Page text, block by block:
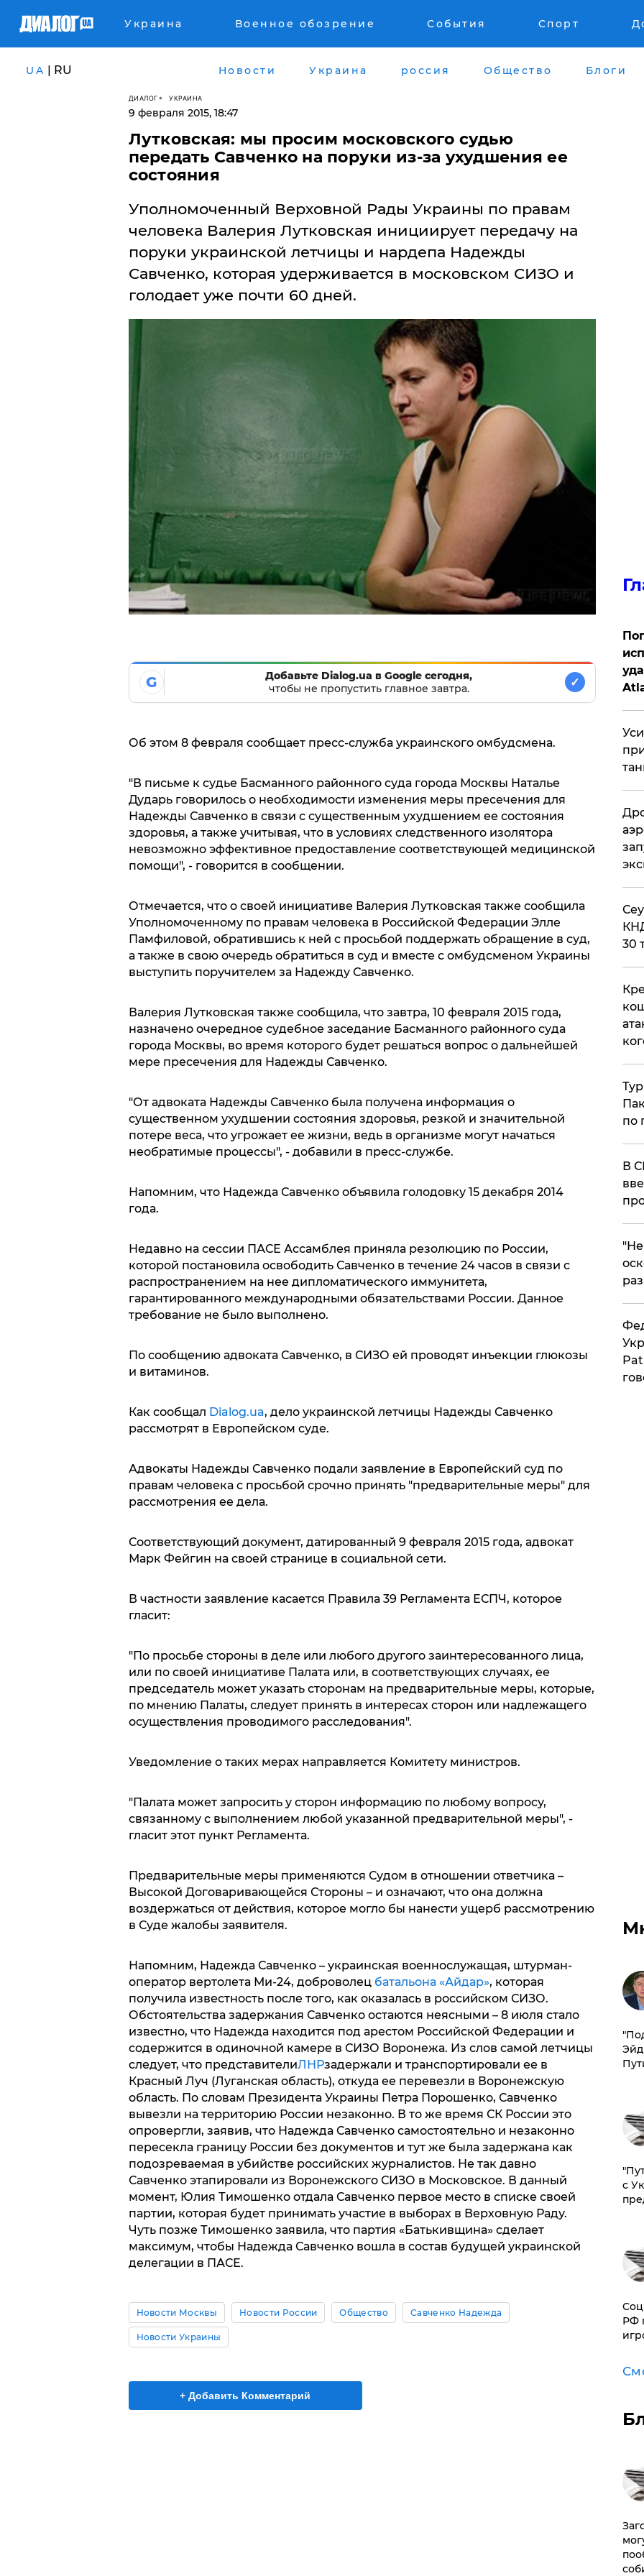
Украина Военное обозрение События Спорт
UA | RU Новости Украина россия Общество Блоги
ДИАЛОГ УКРАИНА
9 февраля 2015, 18:47
Лутковская: мы просим московского судью
передать Савченко на поруки из-за ухудшения ее
состояния
Уполномоченный Верховной Рады Украины по правам
человека Валерия Лутковская инициирует передачу на
поруки украинской летчицы и нардепа Надежды
Савченко, которая удерживается в московском СИЗО и
голодает уже почти 60 дней.
G
Добавьте Dialog.ua в Google сегодня,
чтобы не пропустить главное завтра.
✓
Об этом 8 февраля сообщает пресс-служба украинского омбудсмена.
"В письме к судье Басманного районного суда города Москвы Наталье
Дударь говорилось о необходимости изменения меры пресечения для
Надежды Савченко в связи с существенным ухудшением ее состояния
здоровья, а также учитывая, что в условиях следственного изолятора
невозможно эффективное предоставление соответствующей медицинской
помощи", - говорится в сообщении.
Отмечается, что о своей инициативе Валерия Лутковская также сообщила
Уполномоченному по правам человека в Российской Федерации Элле
Памфиловой, обратившись к ней с просьбой поддержать обращение в суд,
а также в свою очередь обратиться в суд и вместе с омбудсменом Украины
выступить поручителем за Надежду Савченко.
Валерия Лутковская также сообщила, что завтра, 10 февраля 2015 года,
назначено очередное судебное заседание Басманного районного суда
города Москвы, во время которого будет решаться вопрос о дальнейшей
мере пресечения для Надежды Савченко.
"От адвоката Надежды Савченко была получена информация о
существенном ухудшении состояния здоровья, резкой и значительной
потере веса, что угрожает ее жизни, ведь в организме могут начаться
необратимые процессы", - добавили в пресс-службе.
Напомним, что Надежда Савченко объявила голодовку 15 декабря 2014
года.
Недавно на сессии ПАСЕ Ассамблея приняла резолюцию по России,
которой постановила освободить Савченко в течение 24 часов в связи с
распространением на нее дипломатического иммунитета,
гарантированного международными обязательствами России. Данное
требование не было выполнено.
По сообщению адвоката Савченко, в СИЗО ей проводят инъекции глюкозы
и витаминов.
Как сообщал Dialog.ua, дело украинской летчицы Надежды Савченко
рассмотрят в Европейском суде.
Адвокаты Надежды Савченко подали заявление в Европейский суд по
правам человека с просьбой срочно принять "предварительные меры" для
рассмотрения ее дела.
Соответствующий документ, датированный 9 февраля 2015 года, адвокат
Марк Фейгин на своей странице в социальной сети.
В частности заявление касается Правила 39 Регламента ЕСПЧ, которое
гласит:
"По просьбе стороны в деле или любого другого заинтересованного лица,
или по своей инициативе Палата или, в соответствующих случаях, ее
председатель может указать сторонам на предварительные меры, которые,
по мнению Палаты, следует принять в интересах сторон или надлежащего
осуществления проводимого расследования".
Уведомление о таких мерах направляется Комитету министров.
"Палата может запросить у сторон информацию по любому вопросу,
связанному с выполнением любой указанной предварительной меры", -
гласит этот пункт Регламента.
Предварительные меры применяются Судом в отношении ответчика –
Высокой Договаривающейся Стороны – и означают, что она должна
воздержаться от действия, которое могло бы нанести ущерб рассмотрению
в Суде жалобы заявителя.
Напомним, Надежда Савченко – украинская военнослужащая, штурман-
оператор вертолета Ми-24, доброволец батальона «Айдар», которая
получила известность после того, как оказалась в российском СИЗО.
Обстоятельства задержания Савченко остаются неясными – 8 июля стало
известно, что Надежда находится под арестом Российской Федерации и
содержится в одиночной камере в СИЗО Воронежа. Из слов самой летчицы
следует, что представителиЛНРзадержали и транспортировали ее в
Красный Луч (Луганская область), откуда ее перевезли в Воронежскую
область. По словам Президента Украины Петра Порошенко, Савченко
вывезли на территорию России незаконно. В то же время СК России это
опровергли, заявив, что Надежда Савченко самостоятельно и незаконно
пересекла границу России без документов и тут же была задержана как
подозреваемая в убийстве российских журналистов. Не так давно
Савченко этапировали из Воронежского СИЗО в Московское. В данный
момент, Юлия Тимошенко отдала Савченко первое место в списке своей
партии, которая будет принимать участие в выборах в Верховную Раду.
Чуть позже Тимошенко заявила, что партия «Батькивщина» сделает
максимум, чтобы Надежда Савченко вошла в состав будущей украинской
делегации в ПАСЕ.
Новости Москвы Новости России Общество Савченко Надежда
Новости Украины
+ Добавить Комментарий
30
по
В
с
РФ